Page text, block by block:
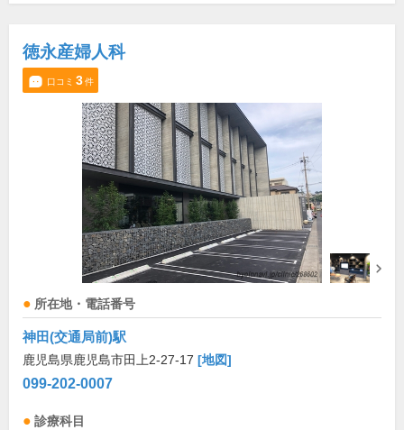
徳永産婦人科
口コミ 3件
所在地・電話番号
神田(交通局前)駅
鹿児島県鹿児島市田上2-27-17 [地図]
099-202-0007
診療科目